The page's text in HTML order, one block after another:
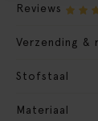
Reviews
Verzending &
Stofstaal
Materiaal